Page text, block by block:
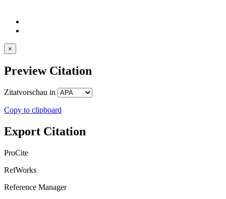
×
Preview Citation
Zitatvorschau in
Copy to clipboard
Export Citation
ProCite
RefWorks
Reference Manager